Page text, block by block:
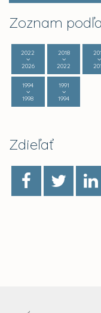
Zoznam
2022
2026
2018
2022
1994
1998
1991
1994
Zdieľať